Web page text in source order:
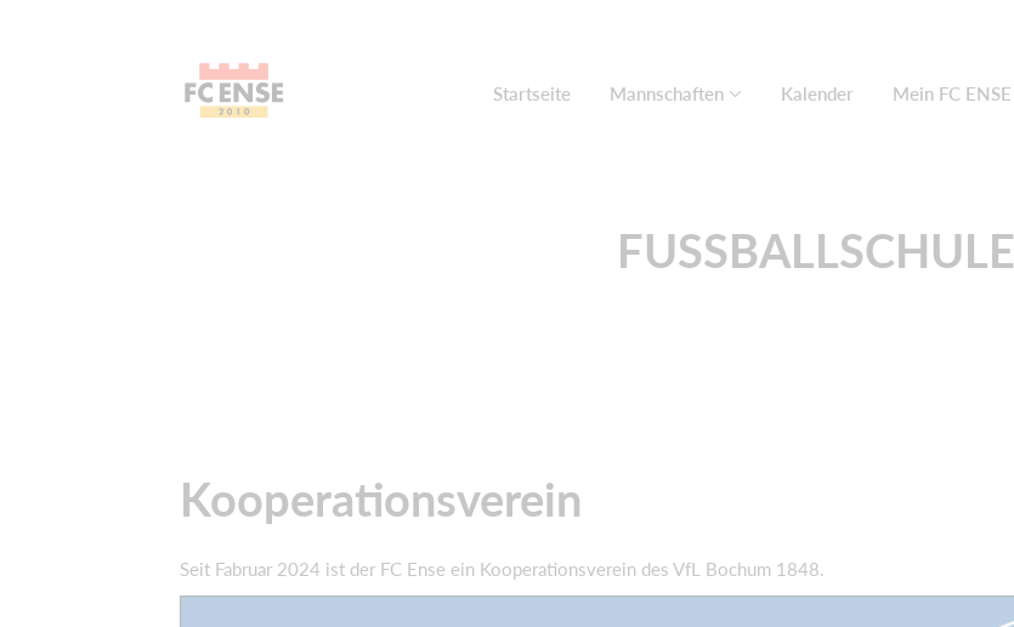
Startseite Mannschaften Kalender Mein FC ENSE
FUSSBALLSCHULE
Kooperationsverein
Seit Fabruar 2024 ist der FC Ense ein Kooperationsverein des VfL Bochum 1848.